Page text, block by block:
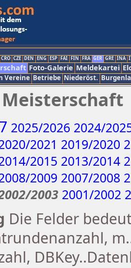
CRO CZE DEN ENG ESP FAI FIN FRA GER GRE INA
Foto-Galerie Meldekartei
Vereine Betriebe Niederöst.
2025/2026 2024/
2021 2019/2020
2015 2013/2014
2009 2007/2008
2003 2001/2002
Die Felder